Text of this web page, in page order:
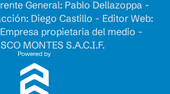
General: Pablo Dellazoppa -
Diego Castillo - Editor Web:
propietaria del medio -
MONTES S.A.C.I.F.